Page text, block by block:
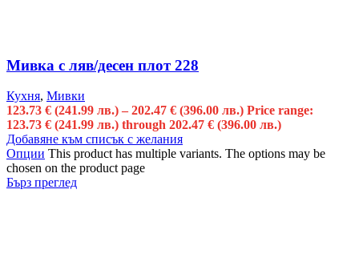
Мивка с ляв/десен плот 228
Кухня, Мивки
123.73 € (241.99 лв.) – 202.47 € (396.00 лв.) Price range:
123.73 € (241.99 лв.) through 202.47 € (396.00 лв.)
Добавяне към списък с желания
Опции This product has multiple variants. The options may be
chosen on the product page
Бърз преглед